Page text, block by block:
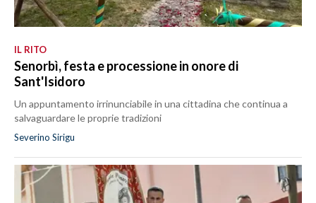
IL RITO
Senorbì, festa e processione in onore di
Sant'Isidoro
Un appuntamento irrinunciabile in una cittadina che continua a
salvaguardare le proprie tradizioni
Severino Sirigu